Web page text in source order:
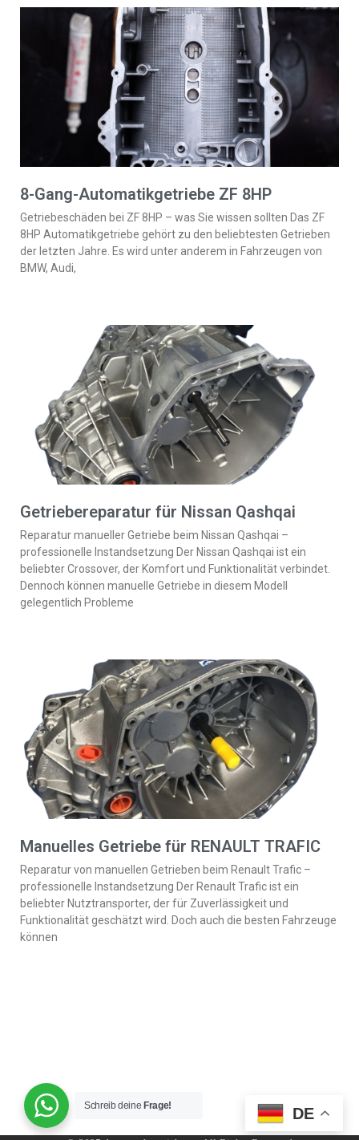
8-Gang-Automatikgetriebe ZF 8HP
Getriebeschäden bei ZF 8HP – was Sie wissen sollten Das ZF
8HP Automatikgetriebe gehört zu den beliebtesten Getrieben
der letzten Jahre. Es wird unter anderem in Fahrzeugen von
BMW, Audi,
Getriebereparatur für Nissan Qashqai
Reparatur manueller Getriebe beim Nissan Qashqai –
professionelle Instandsetzung Der Nissan Qashqai ist ein
beliebter Crossover, der Komfort und Funktionalität verbindet.
Dennoch können manuelle Getriebe in diesem Modell
gelegentlich Probleme
Manuelles Getriebe für RENAULT TRAFIC
Reparatur von manuellen Getrieben beim Renault Trafic –
professionelle Instandsetzung Der Renault Trafic ist ein
beliebter Nutztransporter, der für Zuverlässigkeit und
Funktionalität geschätzt wird. Doch auch die besten Fahrzeuge
können
DE
Schreib deine Frage!